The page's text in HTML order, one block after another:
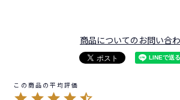
商品についてのお問い合